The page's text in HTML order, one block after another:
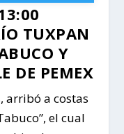
TUXPAN
Y
DE PEMEX
arribó a costas
el cual